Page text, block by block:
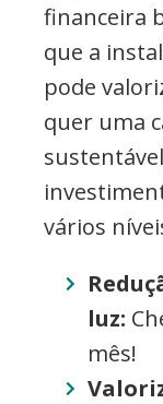
financeira
que a
pode
quer uma
vários
luz:
mês!